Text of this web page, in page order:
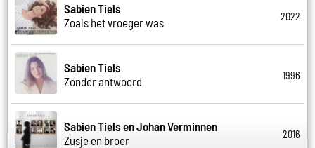
Sabien Tiels
Zoals het vroeger was
2022
Sabien Tiels
Zonder antwoord
1996
Sabien Tiels en Johan Verminnen
Zusje en broer
2016